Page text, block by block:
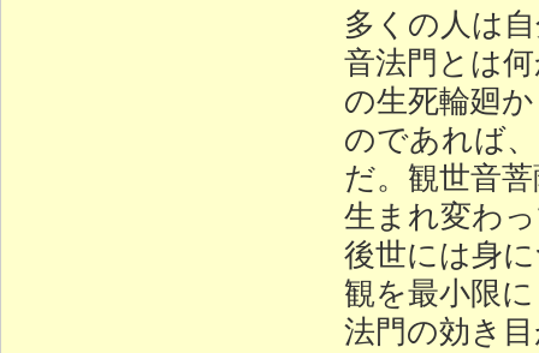
多くの人は
音法門とは
の生死輪廻
のであれば
だ。観世音
生まれ変わ
後世には身
観を最小限
法門の効き